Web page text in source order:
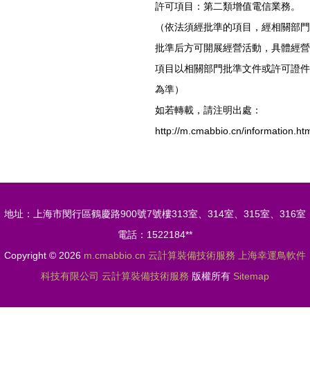
許可項目：第二類增值電信業務。
（依法須經批準的項目，經相關部門
批準后方可開展經營活動，具體經營
項目以相關部門批準文件或許可證件
為準）
如若轉載，請注明出處：
http://m.cmabbio.cn/
地址：上海市閔行區鶴慶路900號7號樓313室、314室、315室、316室
電話：1522184**
Copyright © 2026 m.cmabbio.cn 云計算裝備技術服務
上海幸運鳥軟件
科技有限公司 云計算裝備技術服務 版權所有 Sitemap